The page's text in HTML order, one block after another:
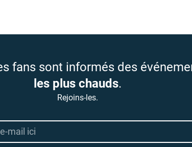
fans sont informés des
les plus chauds.
Rejoins-les.